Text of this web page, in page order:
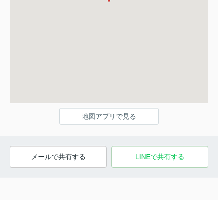
地図アプリで見る
メールで共有する LINEで共有する